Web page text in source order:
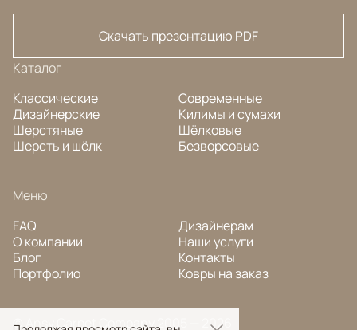
Скачать презентацию PDF
Каталог
Классические
Дизайнерские
Шерстяные
Шерсть и шёлк
Современные
Килимы и сумахи
Шёлковые
Безворсовые
Меню
FAQ
О компании
Блог
Портфолио
Дизайнерам
Наши услуги
Контакты
Ковры на заказ
© Ansy Carpet Company 2005 — 2026